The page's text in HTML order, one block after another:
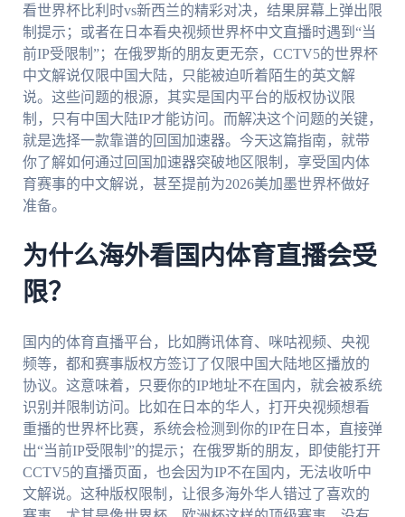
看世界杯比利时vs新西兰的精彩对决，结果屏幕上弹出限
制提示；或者在日本看央视频世界杯中文直播时遇到“当
前IP受限制”；在俄罗斯的朋友更无奈，CCTV5的世界杯
中文解说仅限中国大陆，只能被迫听着陌生的英文解
说。这些问题的根源，其实是国内平台的版权协议限
制，只有中国大陆IP才能访问。而解决这个问题的关键，
就是选择一款靠谱的回国加速器。今天这篇指南，就带
你了解如何通过回国加速器突破地区限制，享受国内体
育赛事的中文解说，甚至提前为2026美加墨世界杯做好
准备。
为什么海外看国内体育直播会受
限？
国内的体育直播平台，比如腾讯体育、咪咕视频、央视
频等，都和赛事版权方签订了仅限中国大陆地区播放的
协议。这意味着，只要你的IP地址不在国内，就会被系统
识别并限制访问。比如在日本的华人，打开央视频想看
重播的世界杯比赛，系统会检测到你的IP在日本，直接弹
出“当前IP受限制”的提示；在俄罗斯的朋友，即使能打开
CCTV5的直播页面，也会因为IP不在国内，无法收听中
文解说。这种版权限制，让很多海外华人错过了喜欢的